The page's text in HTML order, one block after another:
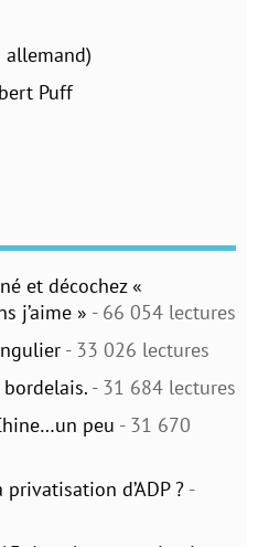
allemand)
Puff
et décochez «
j’aime » - 66 054 lectures
- 33 026 lectures
- 31 684 lectures
peu - 31 670
d’ADP ? -